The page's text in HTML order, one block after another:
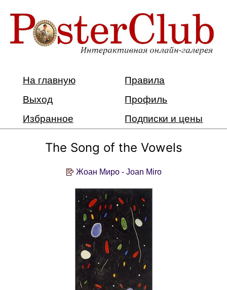
На главную
Правила
Выход
Профиль
Избранное
Подписки и цены
The Song of the Vowels
Жоан Миро - Joan Miro